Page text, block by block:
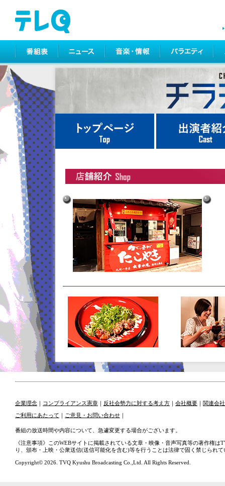
企業理念 ｜ コンプライアンス憲章 ｜ 反社会勢力に対する考え方 ｜ 会社概要 ｜ 関連会社
ご利用にあたって ｜ ご意見・お問い合わせ ｜
番組の放送時間や内容について、急遽変更する場合がございます。
《注意事項》このWEBサイトに掲載されている文章・映像・音声写真等の著作権
り、頒布・上映・公衆送信(送信可能化を含む)等を行うことは法律で固く禁じられて
Copyright© 2026. TVQ Kyushu Broadcasting Co.,Ltd. All Rights Reserved.